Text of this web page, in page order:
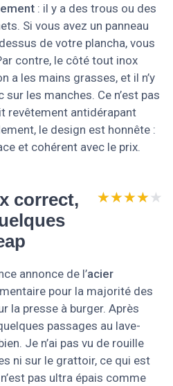
: il y a des trous ou des
Si vous avez un panneau
de votre plancha, vous
contre, le côté tout inox
a les mains grasses, et il n’y
les manches. Ce n’est pas
revêtement antidérapant
le design est honnête :
et cohérent avec le prix.
correct,
★★★★★
★★★★★
annonce de l’acier
pour la majorité des
la presse à burger. Après
passages au lave-
Je n’ai pas vu de rouille
ni sur le grattoir, ce qui est
pas ultra épais comme